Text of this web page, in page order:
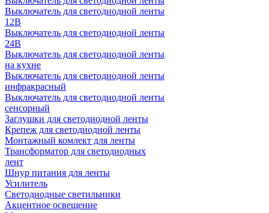
Выключатель для светодиодной ленты
12В
Выключатель для светодиодной ленты
24В
Выключатель для светодиодной ленты
на кухне
Выключатель для светодиодной ленты
инфракрасный
Выключатель для светодиодной ленты
сенсорный
Заглушки для светодиодной ленты
Крепеж для светодиодной ленты
Монтажный комлект для ленты
Трансформатор для светодиодных
лент
Шнур питания для ленты
Усилитель
Светодиодные светильники
Акцентное освещение